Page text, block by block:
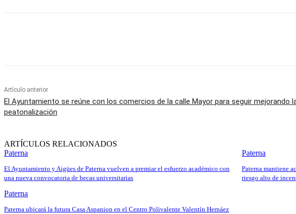
Artículo anterior
El Ayuntamiento se reúne con los comercios de la calle Mayor para seguir mejorando
peatonalización
ARTÍCULOS RELACIONADOS
Paterna
El Ayuntamiento y Aigües de Paterna vuelven a premiar el esfuerzo académico con
una nueva convocatoria de becas universitarias
Paterna
Paterna mantiene
riesgo alto de
Paterna
Paterna ubicará la futura Casa Aspanion en el Centro Polivalente Valentín Hernáez